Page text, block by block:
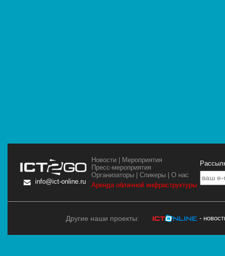
info@ict-online.ru
Новости | Мероприятия
Пресс-мероприятия
Организаторы |Спикеры |О нас
Аренда облачной инфраструктуры
Другие наши проекты: -